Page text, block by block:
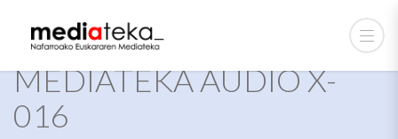
MEDIATEKA AUDIO X-
016